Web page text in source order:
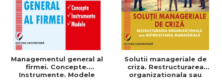
Managementul general al
firmei. Concepte.
Instrumente. Modele
Solutii manageriale de
criza. Restructurarea
organizationala sau